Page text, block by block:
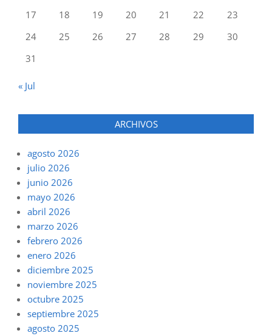
17
18 19 20 21 22
23
24
25 26 27 28 29
30
31
« Jul
ARCHIVOS
agosto 2026
julio 2026
junio 2026
mayo 2026
abril 2026
marzo 2026
febrero 2026
enero 2026
diciembre 2025
noviembre 2025
octubre 2025
septiembre 2025
agosto 2025